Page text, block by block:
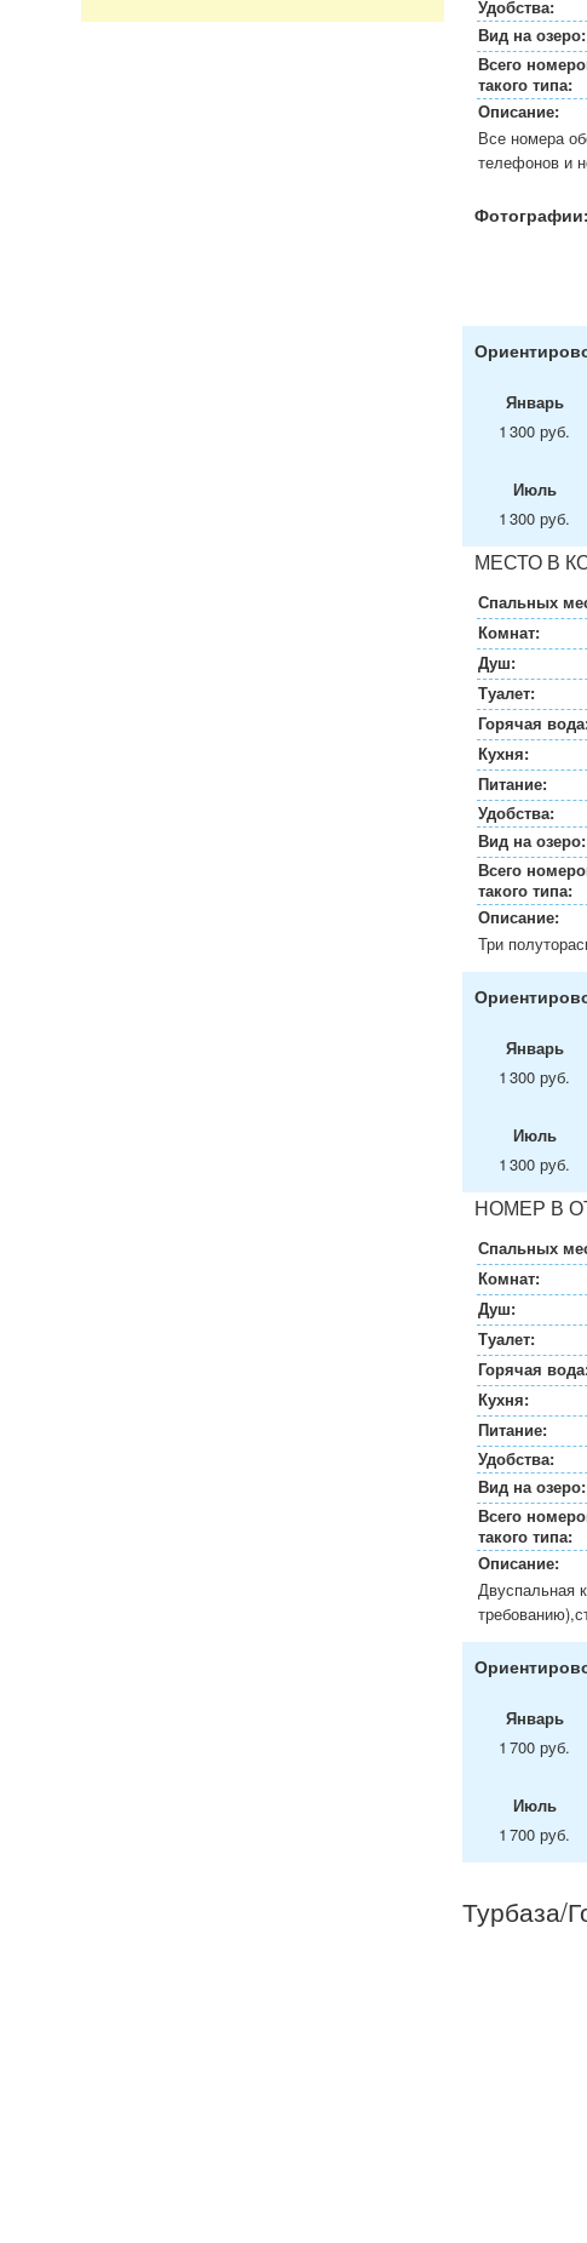
Удобства:
Вид на озеро:
Всего
такого типа:
Описание:
Все номера
телефонов и
Фотографии:
Январь
1 300 руб.
Июль
1 300 руб.
МЕСТО В
Спальных
Комнат:
Душ:
Туалет:
Горячая
Кухня:
Питание:
Удобства:
Вид на озеро:
Всего
такого типа:
Описание:
Три
Январь
1 300 руб.
Июль
1 300 руб.
НОМЕР В
Спальных
Комнат:
Душ:
Туалет:
Горячая
Кухня:
Питание:
Удобства:
Вид на озеро:
Всего
такого типа:
Описание:
Двуспальная
Январь
1 700 руб.
Июль
1 700 руб.
Турбаза/